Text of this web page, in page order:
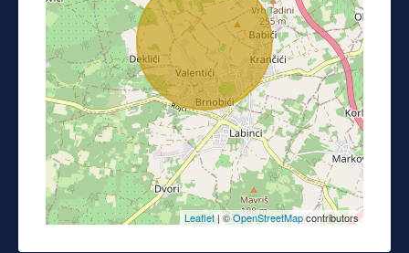
Leaflet | ©OpenStreetMapcontributors